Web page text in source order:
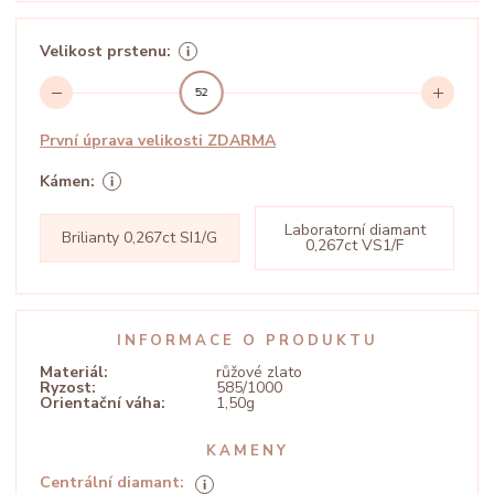
Velikost prstenu:
52
První úprava velikosti ZDARMA
Kámen:
Brilianty 0,267ct SI1/G Laboratorní diamant
0,267ct VS1/F
INFORMACE O PRODUKTU
Materiál: růžové zlato
Ryzost: 585/1000
Orientační váha: 1,50g
KAMENY
Centrální diamant: